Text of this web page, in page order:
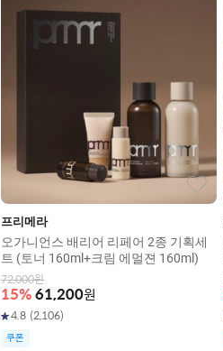
프리메라
오가니언스 배리어 리페어 2종 기획세
트 (토너 160ml+크림 에멀젼 160ml)
72,000원
15% 61,200원
4.8 (2,106)
쿠폰